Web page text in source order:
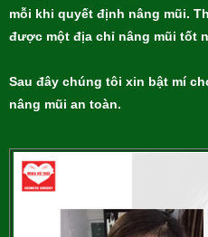
mỗi khi quyết định nâng mũi.
được một địa chỉ nâng mũi tốt
Sau đây chúng tôi xin bật mí
nâng mũi an toàn.